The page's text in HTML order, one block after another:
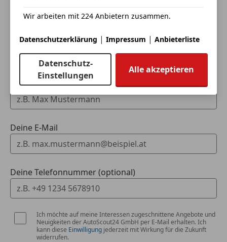
Ich möchte mein Auto in Zahlung geben
Fahrzeugdaten hinzufügen
Dein Name
Deine E-Mail
Deine Telefonnummer (optional)
Ich möchte auf meine Interessen zugeschnittene Angebote und
Neuigkeiten der AutoScout24 GmbH per E-Mail erhalten. Ich
kann diese Einwilligung jederzeit mit Wirkung für die Zukunft
widerrufen.
Wir arbeiten mit 224 Anbietern zusammen.
Datenschutzerklärung | Impressum | Anbieterliste
Datenschutz-
Einstellungen
Alle akzeptieren